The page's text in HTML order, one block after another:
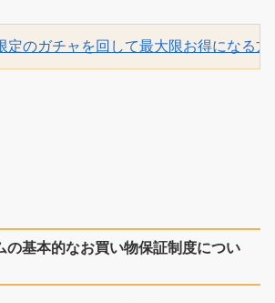
定のガチャを回して最大限お得になる方
の基本的なお買い物保証制度につい